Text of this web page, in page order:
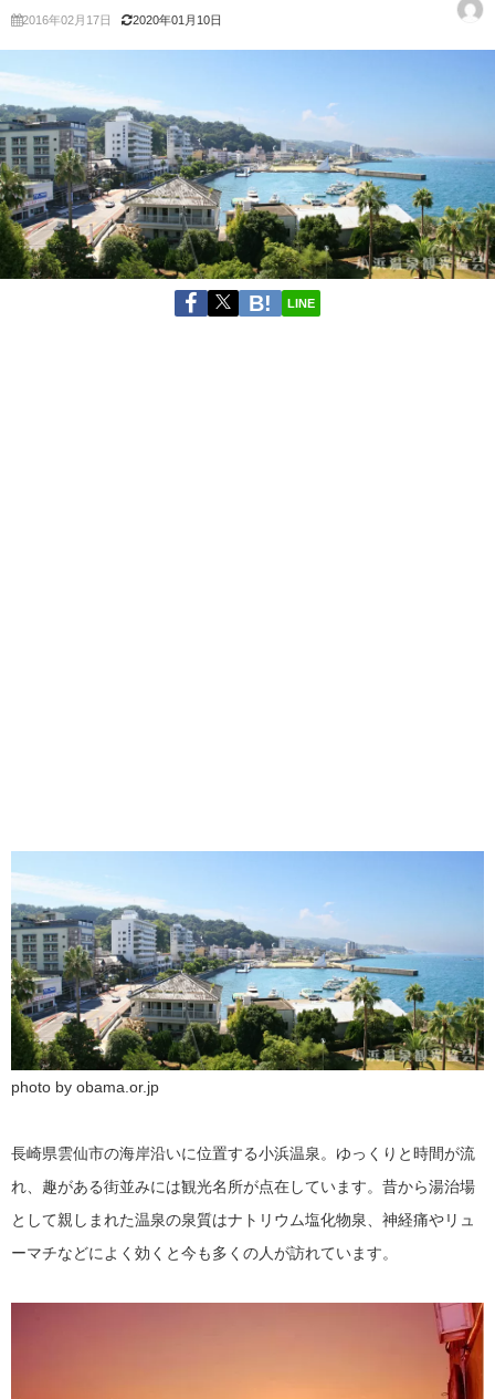
2016年02月17日 2020年01月10日
LINE
photo by obama.or.jp
長崎県雲仙市の海岸沿いに位置する小浜温泉。ゆっくりと時間が流
れ、趣がある街並みには観光名所が点在しています。昔から湯治場
として親しまれた温泉の泉質はナトリウム塩化物泉、神経痛やリュ
ーマチなどによく効くと今も多くの人が訪れています。